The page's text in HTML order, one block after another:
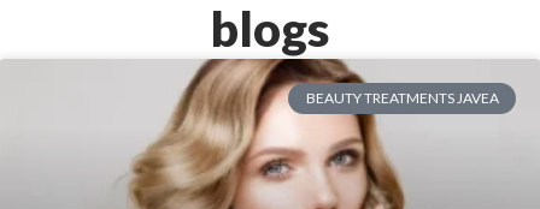
blogs
BEAUTY TREATMENTS JAVEA